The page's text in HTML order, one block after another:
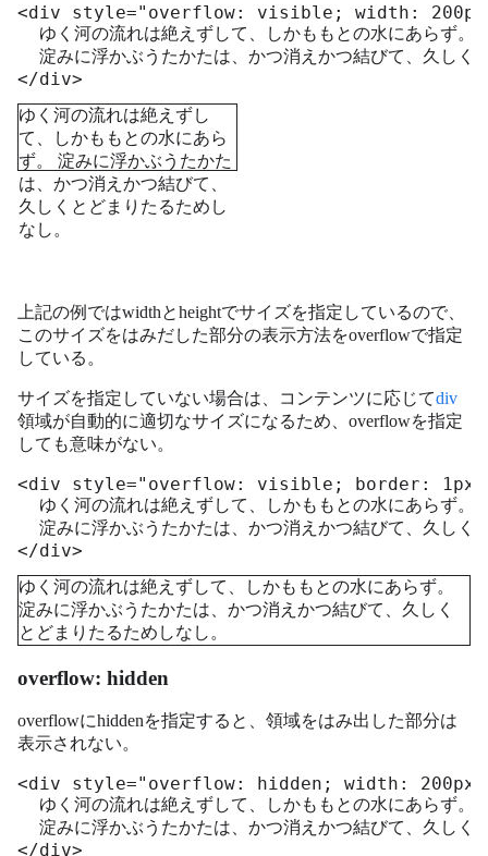
<div style="overflow: visible; width:
  ゆく河の流れは絶えずして、しかももとの水にあらず。
淀みに浮かぶうたかたは、かつ消えかつ結びて、久しく
</div>
ゆく河の流れは絶えずし
て、しかももとの水にあら
ず。 淀みに浮かぶうたかた
は、かつ消えかつ結びて、
久しくとどまりたるためし
なし。
上記の例ではwidthとheightでサイズを指定しているので、
このサイズをはみだした部分の表示方法をoverflowで指定
している。
サイズを指定していない場合は、コンテンツに応じてdiv
領域が自動的に適切なサイズになるため、overflowを指定
しても意味がない。
<div style="overflow: visible; border: 1px
  ゆく河の流れは絶えずして、しかももとの水にあらず。
淀みに浮かぶうたかたは、かつ消えかつ結びて、久しく
</div>
ゆく河の流れは絶えずして、しかももとの水にあらず。
淀みに浮かぶうたかたは、かつ消えかつ結びて、久しく
とどまりたるためしなし。
overflow: hidden
overflowにhiddenを指定すると、領域をはみ出した部分は
表示されない。
<div style="overflow: hidden; width:
  ゆく河の流れは絶えずして、しかももとの水にあらず。
淀みに浮かぶうたかたは、かつ消えかつ結びて、久しく
</div>